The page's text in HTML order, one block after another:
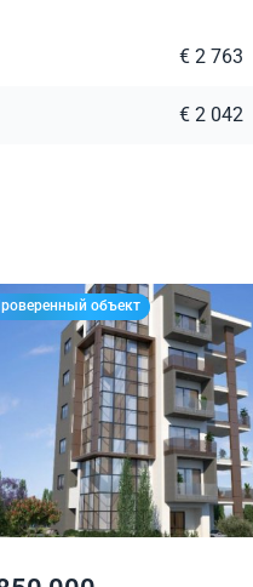
€ 2 763
€ 2 042
объект